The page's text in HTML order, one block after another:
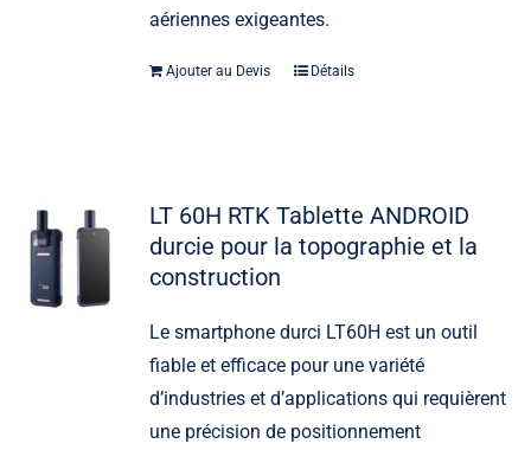
aériennes exigeantes.
Ajouter au Devis Détails
LT 60H RTK Tablette ANDROID
durcie pour la topographie et la
construction
Le smartphone durci LT60H est un outil
fiable et efficace pour une variété
d’industries et d’applications qui requièrent
une précision de positionnement